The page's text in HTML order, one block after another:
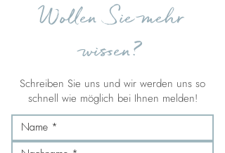
Wollen Sie mehr
wissen?
Schreiben Sie uns und wir werden uns so
schnell wie möglich bei Ihnen melden!